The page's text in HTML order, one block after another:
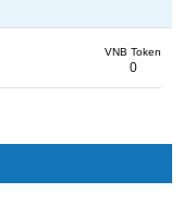
VNB Token
0